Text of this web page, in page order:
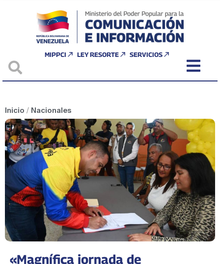
MIPPCI LEY RESORTE SERVICIOS
Inicio / Nacionales
«Magnífica jornada de